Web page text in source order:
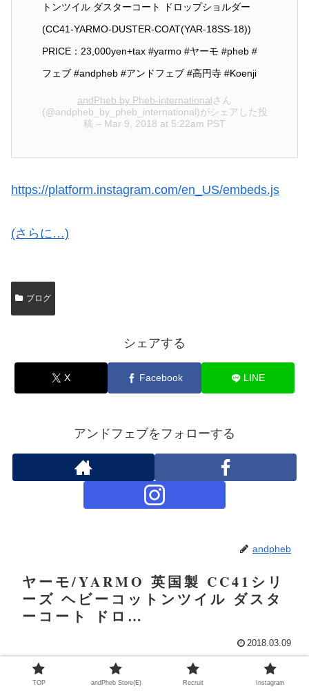
トンツイル ダスターコート ドロップショルダー
(CC41-YARMO-DUSTER-COAT(YAR-18SS-18))
PRICE：23,000yen+tax #yarmo #ヤーモ #pheb #
フェブ #andpheb #アンドフェブ #高円寺 #Koenji
andPheb by Pheb-internationalさん
(@andpheb_by_pheb_international)がシェアした投
稿 – Mar 9, 2018 at 5:22am PST
https://platform.instagram.com/en_US/embeds.js
(さらに…)
ブログ
シェアする
X Facebook LINE
アンドフェブをフォローする
andpheb
ヤーモ/YARMO 英国製 CC41シリ
ーズ ヘビーコットンツイル ダスタ
ーコート ドロ…
2018.03.09
TOP andPheb Store(E) Recruit Instagram